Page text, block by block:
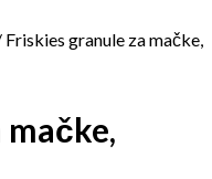
Friskies granule za mačke,
mačke,